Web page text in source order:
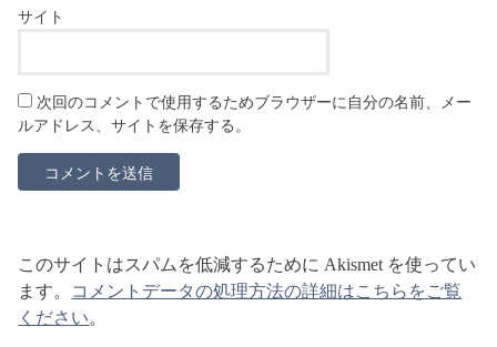
サイト
次回のコメントで使用するためブラウザーに自分の名前、メー
ルアドレス、サイトを保存する。
このサイトはスパムを低減するために Akismet を使ってい
ます。 コメントデータの処理方法の詳細はこちらをご覧
ください。